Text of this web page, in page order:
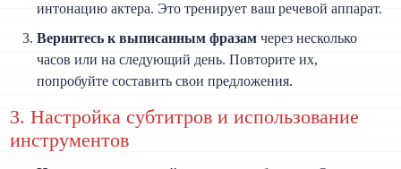
интонацию актера. Это тренирует ваш речевой аппарат.
Вернитесь к выписанным фразам через несколько
часов или на следующий день. Повторите их,
попробуйте составить свои предложения.
3. Настройка субтитров и использование
инструментов